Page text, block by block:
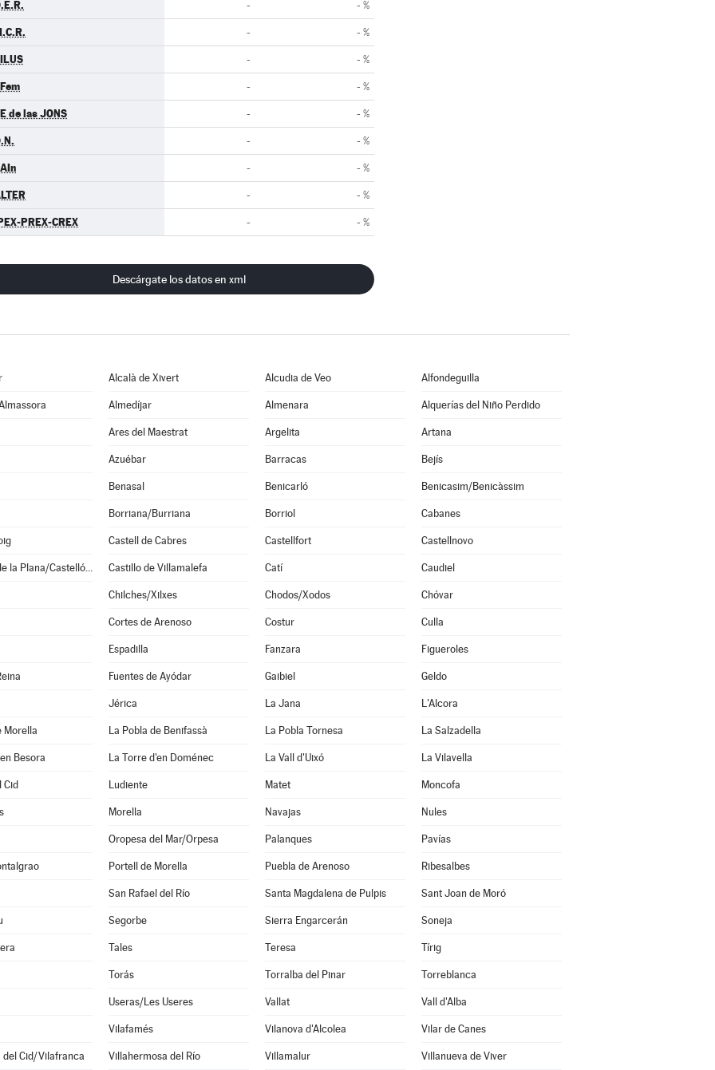
- - %
- - %
- - %
- - %
de las JONS - - %
- - %
- - %
- - %
PREX-CREX - - %
Descárgate los datos en xml
Alcalà de Xivert Alcudia de Veo Alfondeguilla
Almedíjar Almenara Alquerías del Niño Perdido
Ares del Maestrat Argelita Artana
Azuébar Barracas Bejís
Benasal Benicarló Benicasim/Benicàssim
Borriana/Burriana Borriol Cabanes
Castell de Cabres Castellfort Castellnovo
Castellón de la Plana/Castelló de la Plana Castillo de Villamalefa Catí Caudiel
Chilches/Xilxes Chodos/Xodos Chóvar
Cortes de Arenoso Costur Culla
Espadilla Fanzara Figueroles
Fuentes de Ayódar Gaibiel Geldo
Jérica La Jana L'Alcora
Morella La Pobla de Benifassà La Pobla Tornesa La Salzadella
Besora La Torre d'en Doménec La Vall d'Uixó La Vilavella
Cid Ludiente Matet Moncofa
Morella Navajas Nules
Oropesa del Mar/Orpesa Palanques Pavías
Portell de Morella Puebla de Arenoso Ribesalbes
San Rafael del Río Santa Magdalena de Pulpis Sant Joan de Moró
Segorbe Sierra Engarcerán Soneja
Tales Teresa Tírig
Torás Torralba del Pinar Torreblanca
Useras/Les Useres Vallat Vall d'Alba
Vilafamés Vilanova d'Alcolea Vilar de Canes
del Cid/Vilafranca Villahermosa del Río Villamalur Villanueva de Viver